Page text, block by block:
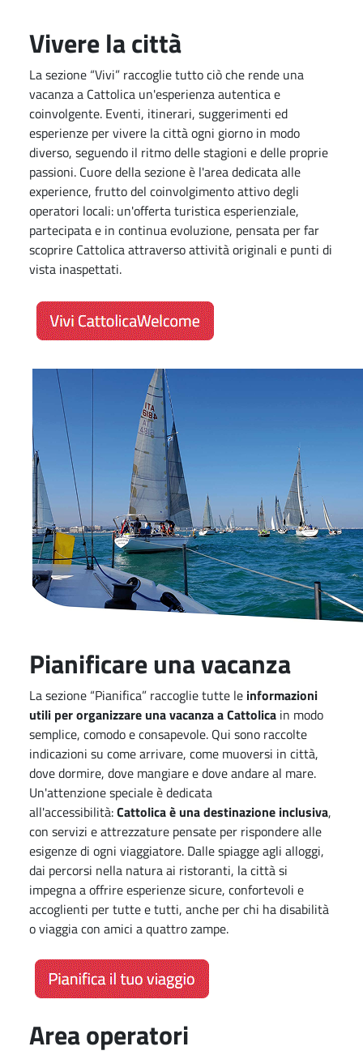
Vivere la città
La sezione “Vivi” raccoglie tutto ciò che rende una
vacanza a Cattolica un'esperienza autentica e
coinvolgente. Eventi, itinerari, suggerimenti ed
esperienze per vivere la città ogni giorno in modo
diverso, seguendo il ritmo delle stagioni e delle proprie
passioni. Cuore della sezione è l'area dedicata alle
experience, frutto del coinvolgimento attivo degli
operatori locali: un'offerta turistica esperienziale,
partecipata e in continua evoluzione, pensata per far
scoprire Cattolica attraverso attività originali e punti di
vista inaspettati.
Pianificare una vacanza
La sezione “Pianifica” raccoglie tutte le informazioni
utili per organizzare una vacanza a Cattolica in modo
semplice, comodo e consapevole. Qui sono raccolte
indicazioni su come arrivare, come muoversi in città,
dove dormire, dove mangiare e dove andare al mare.
Un'attenzione speciale è dedicata
all'accessibilità:Cattolica è una destinazione inclusiva,
con servizi e attrezzature pensate per rispondere alle
esigenze di ogni viaggiatore. Dalle spiagge agli alloggi,
dai percorsi nella natura ai ristoranti, la città si
impegna a offrire esperienze sicure, confortevoli e
accoglienti per tutte e tutti, anche per chi ha disabilità
o viaggia con amici a quattro zampe.
Area operatori